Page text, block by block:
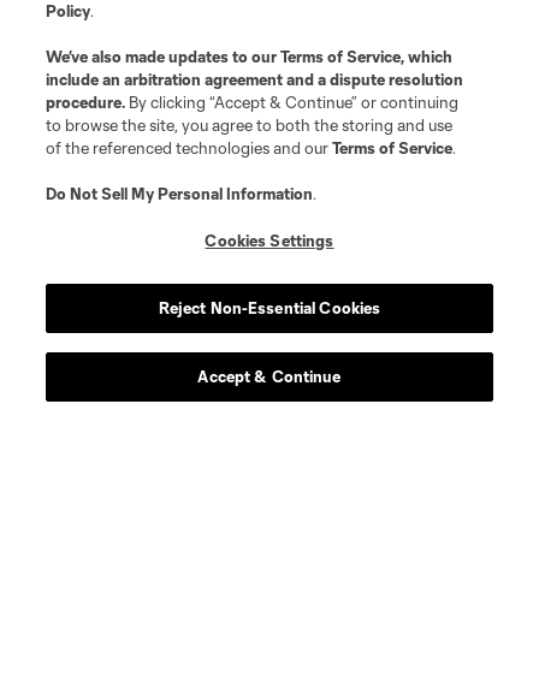
Policy.
We’ve also made updates to ourTerms of Service, which
include an arbitration agreement and a dispute resolution
procedure. By clicking “Accept & Continue” or continuing
to browse the site, you agree to both the storing and use
of the referenced technologies and ourTerms of Service.
Do Not Sell My Personal Information.
Cookies Settings
Reject Non-Essential Cookies
Accept & Continue